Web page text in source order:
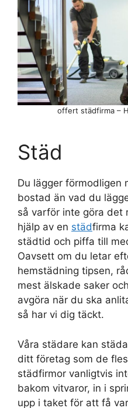
Städ
Du lägger förmodligen
bostad än vad du
så varför inte göra det
hjälp av en städfirma
städtid och piffa till
Oavsett om du letar
hemstädning tipsen,
mest älskade saker
avgöra när du ska
så har vi dig täckt.
Våra städare kan
ditt företag som de
städfirmor vanligtvis
bakom vitvaror, in i
upp i taket för att få
offert städfirma –